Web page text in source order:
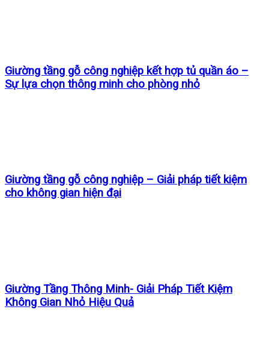
Giường tầng gỗ công nghiệp kết hợp tủ quần áo –
Sự lựa chọn thông minh cho phòng nhỏ
Giường tầng gỗ công nghiệp – Giải pháp tiết kiệm
cho không gian hiện đại
Giường Tầng Thông Minh- Giải Pháp Tiết Kiệm
Không Gian Nhỏ Hiệu Quả